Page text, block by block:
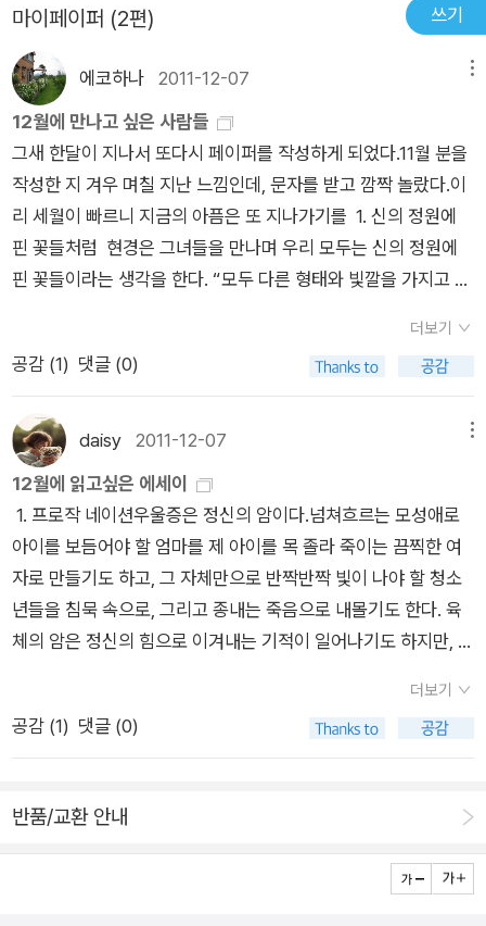
인생》의 판매 수익금 일부와 보상금을 기부해 JAYC(Just Ask Y
ourself to Care) 재단을 설립, 고통 받는 가족들의 치유를 돕고
있다는 것이다. 한편 18년 동안 한 소녀의 인생을 훔쳐가버린 납
치범 필립 가리도는 종신형보다 더 무거운 431년 형을 선고받았
고, 납치에 동조한 그의 아내 낸시 가리도 또한 36년 형이라는 중
벌에 처해졌다. 그리고 성범죄자를 제대로 관리하지 못한 책임을
지고 캘리포니아 주정부는 제이시 두가드에게 2천만 불의 배상
금을 지급했다. ‘도가니법’으로 시끄러운 요즘, 성범죄자에게 너
그러운 우리나라도 눈여겨봐야 할 판결이 아닐까 싶다. 《도둑맞
은 인생》은 제이시 두가드가 자신의 목소리를 그대로 담아 그녀
의 혼자 힘으로 완성한 책이다. 따라서 대화를 하는 것처럼 종종
지 않다. 하지만 다른 책과 달리 이러한 결점을 고치지 않기로 한
사이먼 앤 슈스터 편집진의 생각에 동의해, 한국어판 역시 원서
그대로 번역하였다. 그래야 두가드의 목소리가 제대로 전해지기
때문이다. 이 책에 실려 있는 솔방울은 그녀가 납치당하기 전 마
지막으로 그녀의 손에 닿았던 자유였고, 현재는 제이시 두가드에
게 새 출발의 씨앗을 의미하는 상징이다.
있었을까. 18년이 지나서야 보호관찰관들이 이상한 낌새를 눈치
채고 필립을 체포하게 되어 이 사건이 만천하에 알려지게 되었다.
그렇지 않았다면 도대체 언제까지 필립의 집에서 살고 있었을까.
필립 가리도는 431년형을 언도받았고 그의 부인 낸시는 이 모든
일들을 알고 있었으면서도 경찰에 신고하지 않았고 심지어 납치
당시에도 필립을 도왔던 것으로 드러났다. 그녀는 36년형을 선
고받았다. 한가지 다행이라면 낸시는 가혹한 고문같은 것을 하지
않았다는 것이다. 필립도 신체에 폭력을 가하지는 않은 것 같지만
작고 여린 소녀를 반복해서 강간한 것 자체가 엄청난 폭력이다.
이 말도 안되는 사태에 대해 미국정부는 2000만 달러의 배상금
을 지급하기로 했다니 그나마 남은 인생에 있어서 도움이 될 일이
었다. 제이시 두가드는 그저 숨어살기 보다는 이렇게 자신과 같
을 위한 재단을 설립한다고 한다. 정말 이렇게 용기있는 아가씨가
있을까. 자신의 일을 쉬쉬거리고 사람들의 눈길을 피해서 몰래 살
며 이 모든 일들을 덮어버리고 트라우마에 휩싸여 살기 보다 이렇
게 드러내놓고 자신은 엄청난 사건의 피해자임을 고시함과 동시
에 그 모든 것들은 인생에 있어서 인생낙오자가 되게 하는 일이
아니라 그 모든 것들을 아래로 하고 일어서려는 그녀의 용기있는
행동에 감동의 눈물이 흘렀다. 그녀가 지옥같은 나날동안 썼던 일
기들도 너무나 가슴 아팠다. 이 책을 흥미 위주로 보아서는 안 될
감시하고 어린 아동들을 위해 어른들이 서로서로 보호해 주는 눈
길을 보내야 할 것이라는 각성이 들었다. 29살의 제이시 두가드.
당신을 응원합니다. 해당 서평은 출판사에서 제공받은 도
생각한다. 하지만,, 결론은 납치범은 벌을 받아야 하는 거였고, 도
둑맞은 소녀의 삶을 아무도 보상해주지 못한다는 생각에 가슴이
먹먹해졌다. 이제 그 소녀는 두 아이의 엄마가 되었고, 그들 중 첫
째아이가 나와 같은 나이라는 걸 알고 너무 감사하면서도 슬펐다.
지금 살고 있는 내 삶이 내가 원하는 사람들과 함께 있을 수 있음
에 대해서 정말 감사하다는 생각이 들었다. 정말,, 이런 일이 없었
으면 하는데,, 정말 그런 날이 오기는 하는 걸까?
마이페이퍼 (2편) 쓰기
에코하나 2011-12-07
12월에 만나고 싶은 사람들
그새 한달이 지나서 또다시 페이퍼를 작성하게 되었다.11월 분을
작성한 지 겨우 며칠 지난 느낌인데, 문자를 받고 깜짝 놀랐다.이
리 세월이 빠르니 지금의 아픔은 또 지나가기를 1. 신의 정원에
핀 꽃들처럼 현경은 그녀들을 만나며 우리 모두는 신의 정원에
핀 꽃들이라는 생각을 한다. “모두 다른 형태와 빛깔을 가지고 태
모양과 빛깔의 꽃들이 자신의 향기를 뿜고 열매를 맺으며 풍성한
생명을 펼쳐 나가는 것을 격려하고 함께 축하해주어야 한다. 이것
낙원일 것이다.” 우리는 모두 이렇듯 소중한 존재인 것을, 오늘같
은 날은 너무도 우울하여 스스로가 작아지는 느낌이다. 이 책을
읽으면 나를 사랑하는 방법을 빼우게 되지 않을까? 2. 프로작
네이션 <비치 : 음탕한 계집> 등의 저서를 통해 제3세대 페미니
즘을 대변했던 엘리자베스 워첼의 자전적 회고록. 이 책은 저자
자신의 젊은 시절을 송두리째 나락으로 떨어뜨리고 만 우울증에
관한 솔직하고도 대담한 기록이다. 예일대 로스쿨 졸업 후 현재는
변호사로 활동 중인 엘리자베스 워첼의 이 내밀한 고백은 출간 당
시 사회적으로 큰 반향을 일으켜 영화로 만들어지기도 했다. 누구
나 우울증을 앓는다는 이야기를 들었다. 마치 정신의 감기와도 같
2009년 8월, 성범죄자로 가석방 상태에 있던 한 남자가 열한 살
게 했던 사실이 밝혀졌다. 1991년 6월 10일 아침, 여느 때와 다름
더보기
공감 (1) 댓글 (0)
daisy 2011-12-07
12월에 읽고싶은 에세이
1. 프로작 네이션우울증은 정신의 암이다.넘쳐흐르는 모성애로
아이를 보듬어야 할 엄마를 제 아이를 목 졸라 죽이는 끔찍한 여
자로 만들기도 하고, 그 자체만으로 반짝반짝 빛이 나야 할 청소
년들을 침묵 속으로, 그리고 종내는 죽음으로 내몰기도 한다. 육
체의 암은 정신의 힘으로 이겨내는 기적이 일어나기도 하지만, 정
책은 그저 우울증을 이겨내기 위한 긍정적 마인드를 독려하는 글
이 아니라, 우울증을 뼛속깊이 겪어낸 한 여자의 심리기록이다.고
써냈기 때문이다. 그 자체로 <프로작 네이션>은 우울증을 겪고
있는 사람들에게 희망을 주는 책이 아닐까 싶다.2. 나이듦의 미학
을 위하여요즘같은 시대에는 무척 기묘하게 들리겠지만, 나는 사
더보기
공감 (1) 댓글 (0)
반품/교환 안내